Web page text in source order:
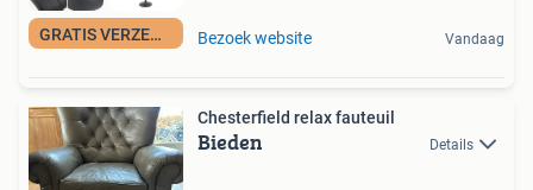
GRATIS VERZENDING Bezoek website Vandaag
Chesterfield relax fauteuil
Bieden Details